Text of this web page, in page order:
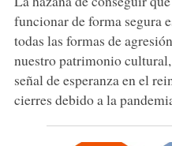
funcionar de forma segura
todas las formas de
nuestro patrimonio
señal de esperanza en el
cierres debido a la